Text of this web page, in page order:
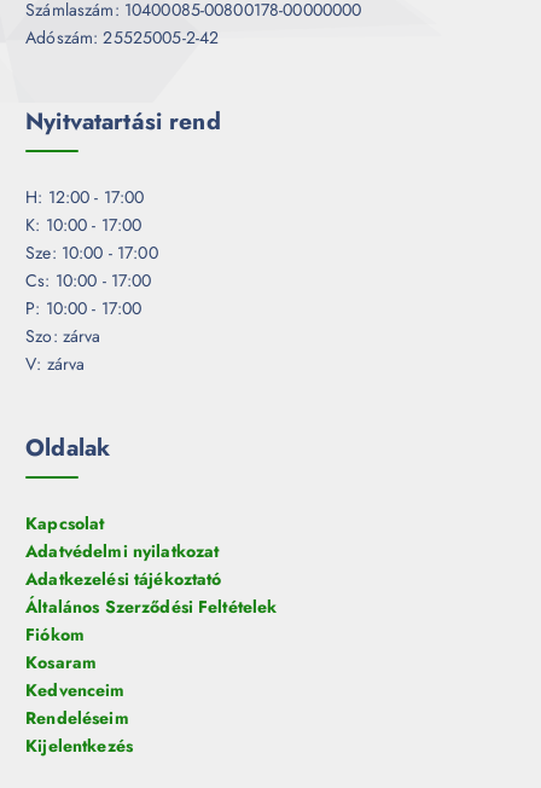
Számlaszám: 10400085-00800178-00000000
Adószám: 25525005-2-42
Nyitvatartási rend
H: 12:00 - 17:00
K: 10:00 - 17:00
Sze: 10:00 - 17:00
Cs: 10:00 - 17:00
P: 10:00 - 17:00
Szo: zárva
V: zárva
Oldalak
Kapcsolat
Adatvédelmi nyilatkozat
Adatkezelési tájékoztató
Általános Szerződési Feltételek
Fiókom
Kosaram
Kedvenceim
Rendeléseim
Kijelentkezés